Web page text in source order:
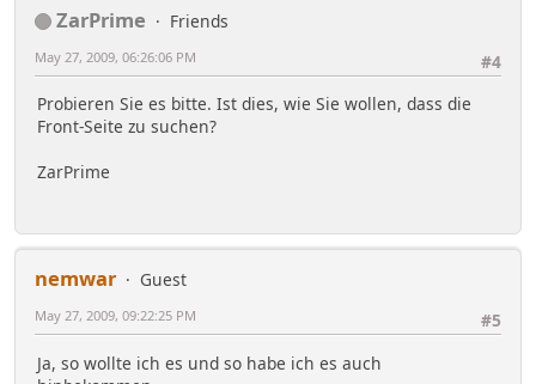
ZarPrime
Friends
#4
May 27, 2009, 06:26:06 PM
Probieren Sie es bitte. Ist dies, wie Sie wollen, dass die
Front-Seite zu suchen?
ZarPrime
nemwar
Guest
#5
May 27, 2009, 09:22:25 PM
Ja, so wollte ich es und so habe ich es auch